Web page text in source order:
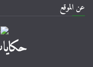
عن الموقع